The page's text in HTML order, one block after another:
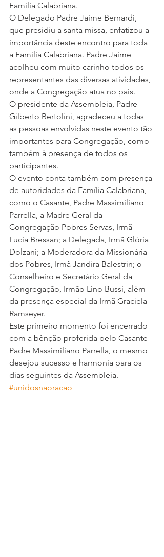
Família Calabriana.
O Delegado Padre Jaime Bernardi,
que presidiu a santa missa, enfatizou a
importância deste encontro para toda
a Família Calabriana. Padre Jaime
acolheu com muito carinho todos os
representantes das diversas atividades,
onde a Congregação atua no país.
O presidente da Assembleia, Padre
Gilberto Bertolini, agradeceu a todas
as pessoas envolvidas neste evento tão
importantes para Congregação, como
também à presença de todos os
participantes.
O evento conta também com presença
de autoridades da Família Calabriana,
como o Casante, Padre Massimiliano
Parrella, a Madre Geral da
Congregação Pobres Servas, Irmã
Lucia Bressan; a Delegada, Irmã Glória
Dolzani; a Moderadora da Missionária
dos Pobres, Irmã Jandira Balestrin; o
Conselheiro e Secretário Geral da
Congregação, Irmão Lino Bussi, além
da presença especial da Irmã Graciela
Ramseyer.
Este primeiro momento foi encerrado
com a bênção proferida pelo Casante
Padre Massimiliano Parrella, o mesmo
desejou sucesso e harmonia para os
dias seguintes da Assembleia.
#unidosnaoracao